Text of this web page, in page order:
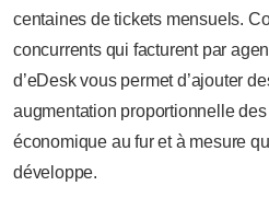
centaines de tickets mensuels.
concurrents qui facturent par
d’eDesk vous permet d’ajouter
augmentation proportionnelle
économique au fur et à mesure
développe.